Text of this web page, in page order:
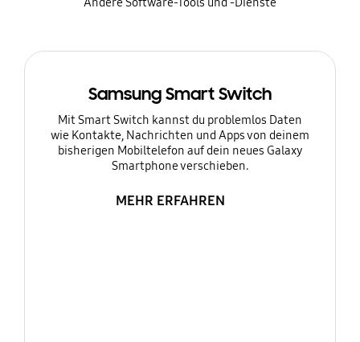
Samsung Smart Switch
Mit Smart Switch kannst du problemlos Daten
wie Kontakte, Nachrichten und Apps von deinem
bisherigen Mobiltelefon auf dein neues Galaxy
Smartphone verschieben.
MEHR ERFAHREN